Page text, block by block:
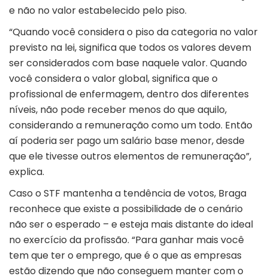
e não no valor estabelecido pelo piso.
“Quando você considera o piso da categoria no valor
previsto na lei, significa que todos os valores devem
ser considerados com base naquele valor. Quando
você considera o valor global, significa que o
profissional de enfermagem, dentro dos diferentes
níveis, não pode receber menos do que aquilo,
considerando a remuneração como um todo. Então
aí poderia ser pago um salário base menor, desde
que ele tivesse outros elementos de remuneração”,
explica.
Caso o STF mantenha a tendência de votos, Braga
reconhece que existe a possibilidade de o cenário
não ser o esperado – e esteja mais distante do ideal
no exercício da profissão. “Para ganhar mais você
tem que ter o emprego, que é o que as empresas
estão dizendo que não conseguem manter com o